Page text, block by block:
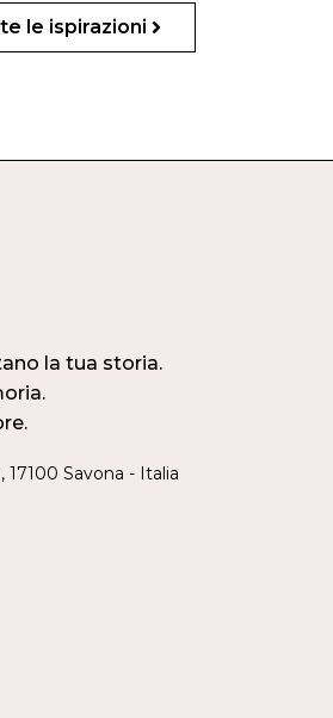
le ispirazioni
la tua storia.
17100 Savona - Italia